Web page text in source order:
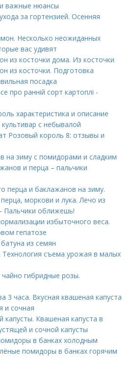
важные нюансы
за гортензией. Осенняя
Несколько неожиданных
вас удивят
из косточки дома. Из косточки
из косточки. Подготовка
посадка
про ранній сорт картоплі -
характеристика и описание
с небывалой
Розовый король 8: отзывы и
на зиму с помидорами и сладким
и перца – пальчики
перца и баклажанов на зиму.
моркови и лука. Лечо из
Пальчики оближешь!
избыточного веса.
гепатозе
из семян
Технология съема урожая в малых
гибридные розы.
3 часа. Вкусная квашеная капуста
и сочная
капусты. Квашеная капуста в
и сочной капусты
в банках холодным
помидоры в банках горячим